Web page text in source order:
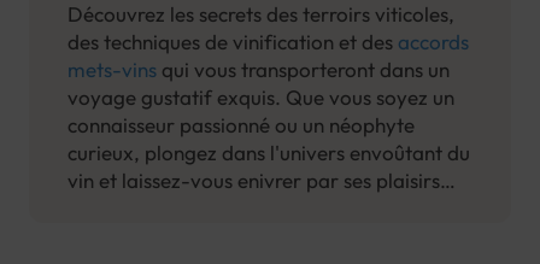
Découvrez les secrets des terroirs viticoles,
des techniques de vinification et des accords
mets-vins qui vous transporteront dans un
voyage gustatif exquis. Que vous soyez un
connaisseur passionné ou un néophyte
curieux, plongez dans l'univers envoûtant du
vin et laissez-vous enivrer par ses plaisirs